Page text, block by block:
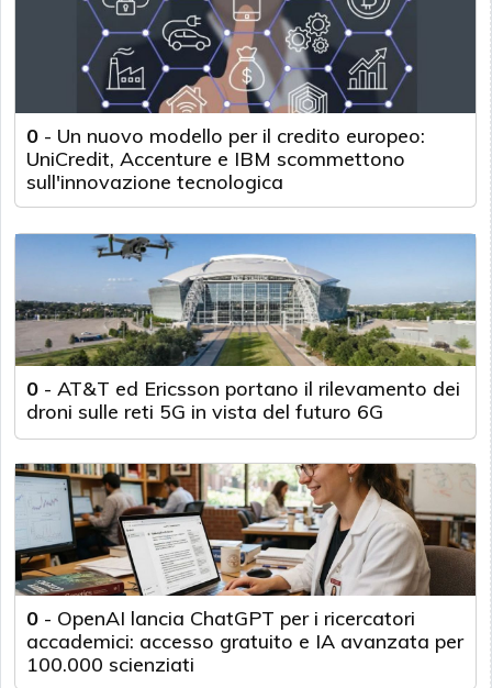
0 - Un nuovo modello per il credito europeo:
UniCredit, Accenture e IBM scommettono
sull'innovazione tecnologica
0 - AT&T ed Ericsson portano il rilevamento dei
droni sulle reti 5G in vista del futuro 6G
0 - OpenAI lancia ChatGPT per i ricercatori
accademici: accesso gratuito e IA avanzata per
100.000 scienziati